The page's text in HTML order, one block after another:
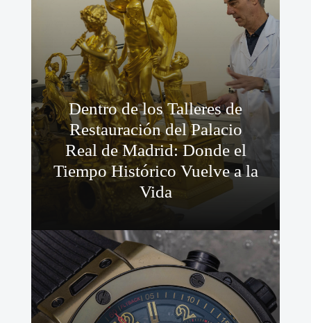
Dentro de los Talleres de
Restauración del Palacio
Real de Madrid: Donde el
Tiempo Histórico Vuelve a la
Vida